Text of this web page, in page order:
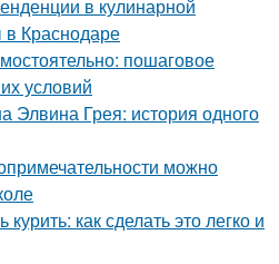
в кулинарной
в Краснодаре
пошаговое
условий
Элвина Грея: история одного
можно
как сделать это легко и